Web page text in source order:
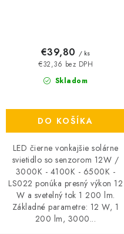
Skladom
€32,36 bez DPH
€39,80 / ks
DO KOŠÍKA
LED čierne vonkajšie solárne
svietidlo so senzorom 12W /
3000K - 4100K - 6500K -
LS022 ponúka presný výkon 12
W a svetelný tok 1 200 lm.
Základné parametre: 12 W, 1
200 lm, 3000...